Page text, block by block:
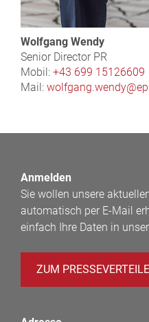
Wolfgang Wendy
Senior Director PR
Mobil: +43 699 15126609
Mail:
Anmelden
Sie wollen unsere
automatisch per E-Mail
einfach Ihre Daten in
ZUM